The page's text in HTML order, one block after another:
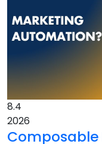
8.4
2026
Composable